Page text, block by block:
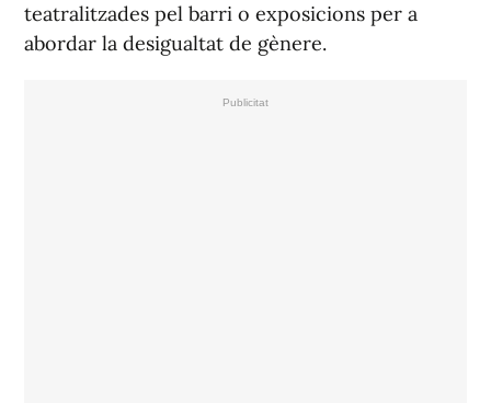
teatralitzades pel barri o exposicions per a
abordar la desigualtat de gènere.